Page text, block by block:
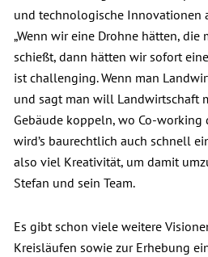
und technologische Innovationen
„Wenn wir eine Drohne hätten, die
schießt, dann hätten wir sofort
ist challenging. Wenn man
und sagt man will Landwirtschaft
Gebäude koppeln, wo Co-
wird’s baurechtlich auch schnell
also viel Kreativität, um damit
Stefan und sein Team.
Es gibt schon viele weitere
Kreisläufen sowie zur Erhebung